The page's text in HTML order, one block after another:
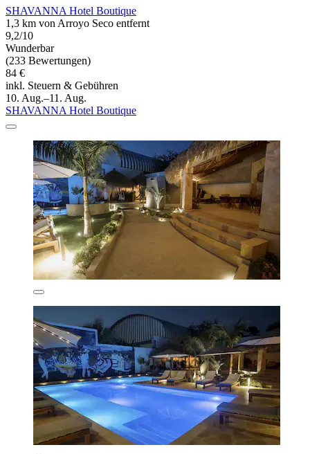
SHAVANNA Hotel Boutique
1,3 km von Arroyo Seco entfernt
9,2/10
Wunderbar
(233 Bewertungen)
84 €
inkl. Steuern & Gebühren
10. Aug.–11. Aug.
SHAVANNA Hotel Boutique